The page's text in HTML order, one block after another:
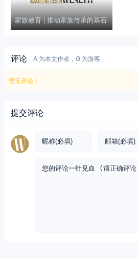
家族教育 | 推动家族传承的基石
评论 A 为本文作者，G 为游客
暂无评论！
提交评论